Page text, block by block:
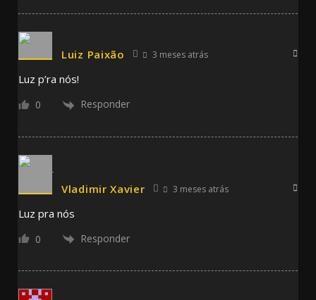
Luiz Paixão 3 meses atrás
Luz p’ra nós!
0 Responder
Vladimir Xavier 3 meses atrás
Luz pra nós
0 Responder